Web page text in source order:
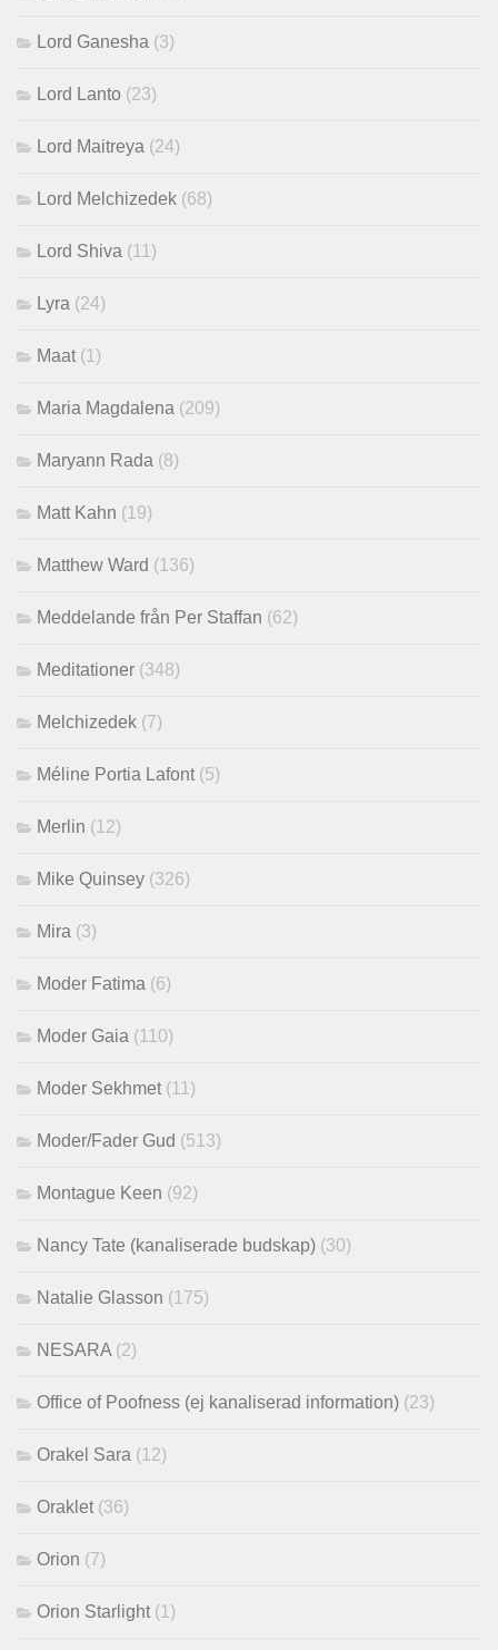
Lord Ganesha (3)
Lord Lanto (23)
Lord Maitreya (24)
Lord Melchizedek (68)
Lord Shiva (11)
Lyra (24)
Maat (1)
Maria Magdalena (209)
Maryann Rada (8)
Matt Kahn (19)
Matthew Ward (136)
Meddelande från Per Staffan (62)
Meditationer (348)
Melchizedek (7)
Méline Portia Lafont (5)
Merlin (12)
Mike Quinsey (326)
Mira (3)
Moder Fatima (6)
Moder Gaia (110)
Moder Sekhmet (11)
Moder/Fader Gud (513)
Montague Keen (92)
Nancy Tate (kanaliserade budskap) (30)
Natalie Glasson (175)
NESARA (2)
Office of Poofness (ej kanaliserad information) (23)
Orakel Sara (12)
Oraklet (36)
Orion (7)
Orion Starlight (1)